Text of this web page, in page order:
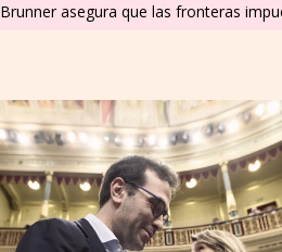
Brunner asegura que las fronteras